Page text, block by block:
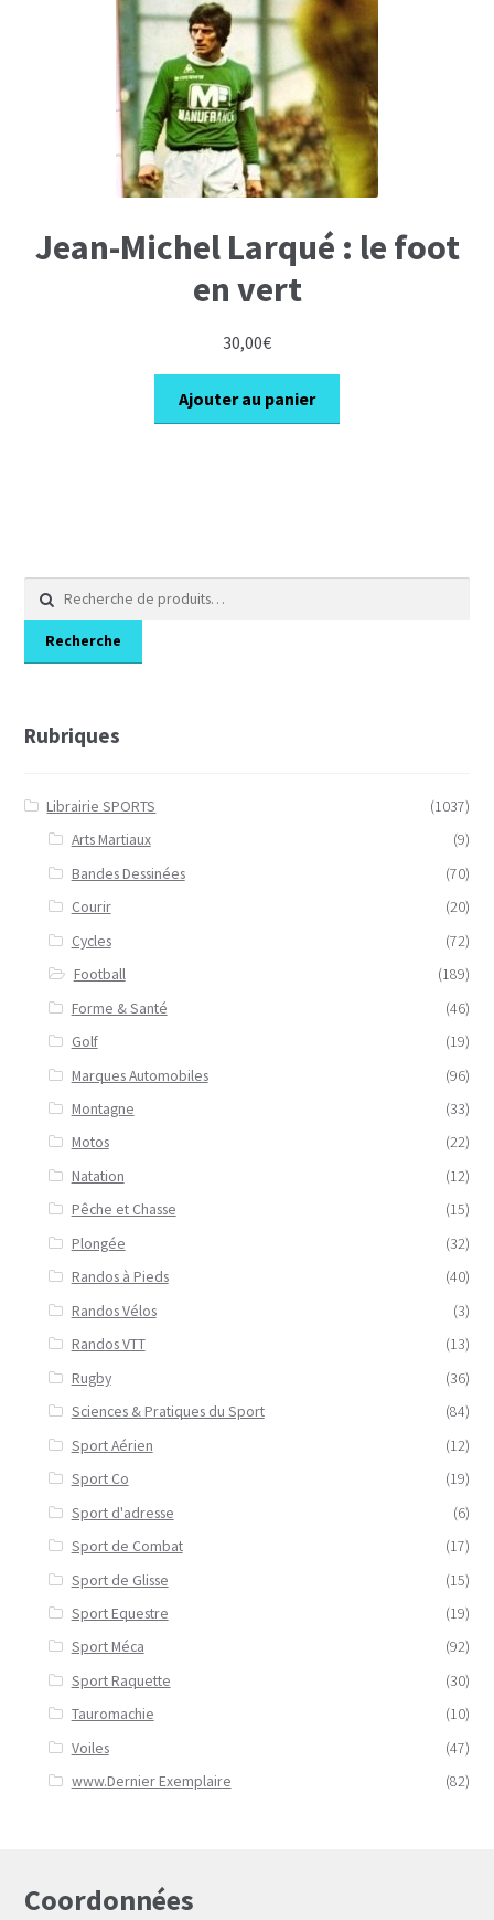
Jean-Michel Larqué : le foot
en vert
30,00€
Ajouter au panier
pour :
Recherche
Rubriques
Librairie SPORTS
(1037)
Arts Martiaux
(9)
Bandes Dessinées
(70)
Courir
(20)
Cycles
(72)
Football
(189)
Forme & Santé
(46)
Golf
(19)
Marques Automobiles
(96)
Montagne
(33)
Motos
(22)
Natation
(12)
Pêche et Chasse
(15)
Plongée
(32)
Randos à Pieds
(40)
Randos Vélos
(3)
Randos VTT
(13)
Rugby
(36)
Sciences & Pratiques du Sport
(84)
Sport Aérien
(12)
Sport Co
(19)
Sport d'adresse
(6)
Sport de Combat
(17)
Sport de Glisse
(15)
Sport Equestre
(19)
Sport Méca
(92)
Sport Raquette
(30)
Tauromachie
(10)
Voiles
(47)
www.Dernier Exemplaire
(82)
Coordonnées